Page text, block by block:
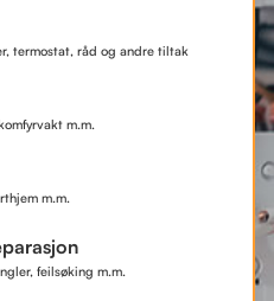
termostat, råd og andre tiltak
m.m.
m.m.
feilsøking m.m.